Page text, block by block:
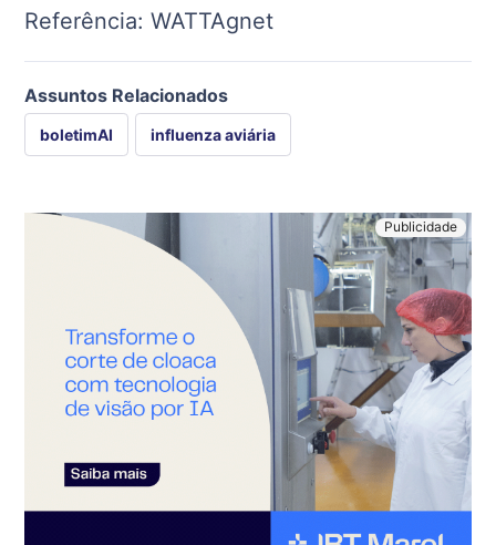
Referência: WATTAgnet
Assuntos Relacionados
boletimAI influenza aviária